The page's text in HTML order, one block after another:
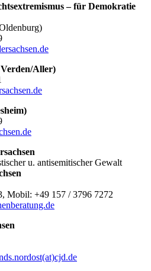
– für Demokratie
Aller)
u. antisemitischer Gewalt
Mobil: +49 157 / 3796 7272